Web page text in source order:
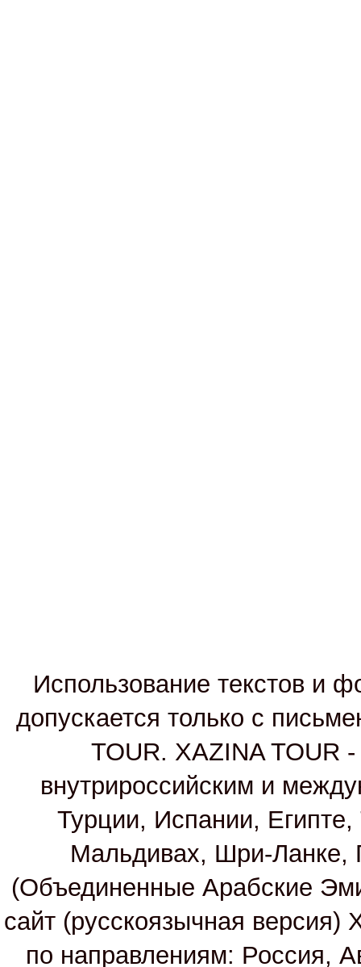
Использование текстов и
допускается только с
TOUR. XAZINA TOUR -
внутрироссийским и
Турции, Испании,
Мальдивах, Шри-Ланке,
(Объединенные Арабские
сайт (русскоязычная
по направлениям: Россия,